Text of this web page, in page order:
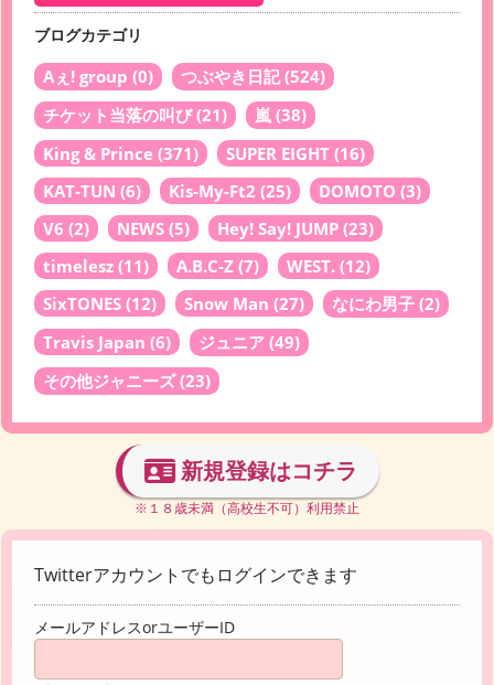
ブログカテゴリ
Aぇ! group (0) つぶやき日記(524)
チケット当落の叫び(21) 嵐 (38)
King & Prince (371) SUPER EIGHT (16)
KAT-TUN (6) Kis-My-Ft2 (25) DOMOTO (3)
V6 (2) NEWS (5) Hey! Say! JUMP (23)
timelesz (11) A.B.C-Z (7) WEST. (12)
SixTONES (12) Snow Man (27) なにわ男子 (2)
Travis Japan (6) ジュニア (49)
その他ジャニーズ(23)
新規登録はコチラ
※１８歳未満（高校生不可）利用禁止
Twitterアカウントでもログインできます
メールアドレスorユーザーID